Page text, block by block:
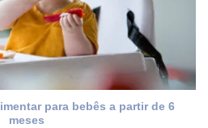
para bebês a partir de 6
meses